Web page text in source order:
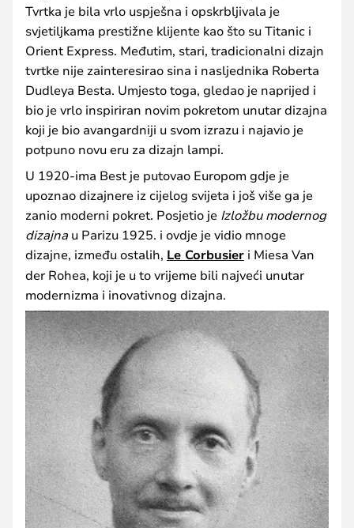
Tvrtka je bila vrlo uspješna i opskrbljivala je
svjetiljkama prestižne klijente kao što su Titanic i
Orient Express. Međutim, stari, tradicionalni dizajn
tvrtke nije zainteresirao sina i nasljednika Roberta
Dudleya Besta. Umjesto toga, gledao je naprijed i
bio je vrlo inspiriran novim pokretom unutar dizajna
koji je bio avangardniji u svom izrazu i najavio je
potpuno novu eru za dizajn lampi.
U 1920-ima Best je putovao Europom gdje je
upoznao dizajnere iz cijelog svijeta i još više ga je
zanio moderni pokret. Posjetio je Izložbu modernog
dizajna u Parizu 1925. i ovdje je vidio mnoge
dizajne, između ostalih, Le Corbusier i Miesa Van
der Rohea, koji je u to vrijeme bili najveći unutar
modernizma i inovativnog dizajna.